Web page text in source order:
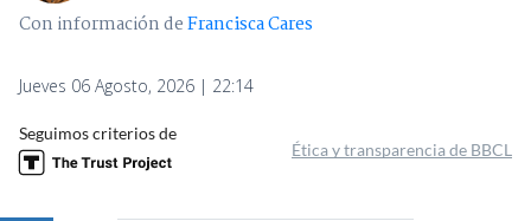
Con información deFrancisca Cares
Jueves 06 Agosto, 2026 | 22:14
Seguimos criterios de
Ética y transparencia de BBCL